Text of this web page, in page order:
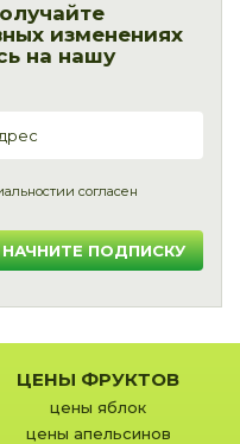
изменениях
на нашу
и согласен
НАЧНИТЕ ПОДПИСКУ
ЦЕНЫ ФРУКТОВ
цены яблок
цены апельсинов